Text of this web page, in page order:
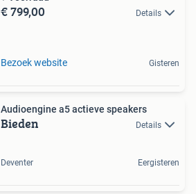
€ 799,00 Details
Bezoek website Gisteren
Audioengine a5 actieve speakers
Bieden Details
Deventer Eergisteren